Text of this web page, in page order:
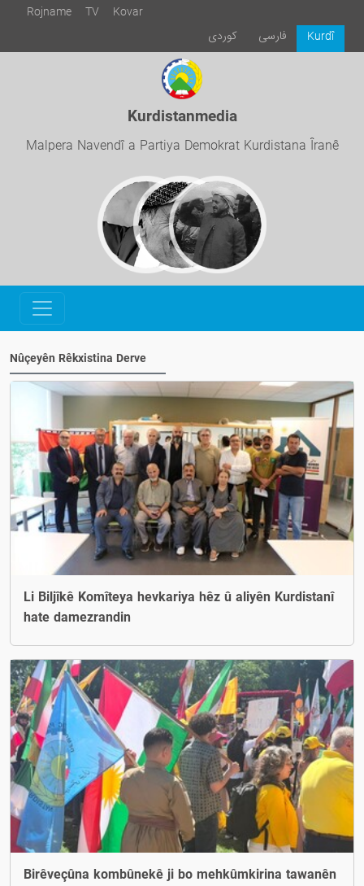
Rojname TV
Kovar
Kurdî
فارسی كوردی
Kurdistanmedia
Malpera Navendî a Partiya Demokrat Kurdistana Îranê
Nûçeyên Rêkxistina Derve
Li Biljîkê Komîteya hevkariya hêz û aliyên Kurdistanî
hate damezrandin
Birêveçûna kombûnekê ji bo mehkûmkirina tawanên